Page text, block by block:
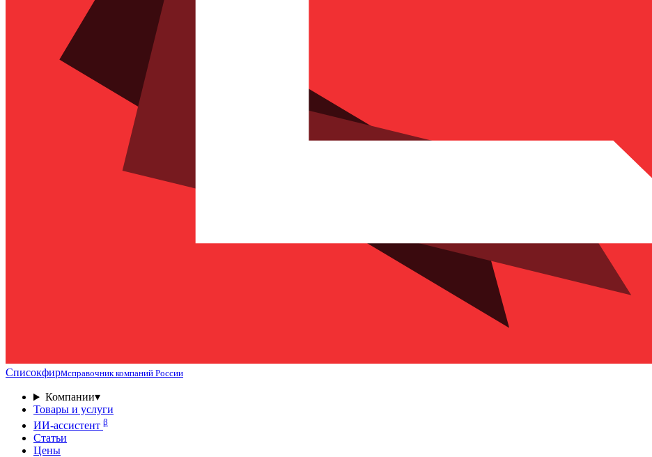
Списокфирмсправочник компаний России
Компании▾
Товары и услуги
ИИ-ассистент β
Статьи
Цены